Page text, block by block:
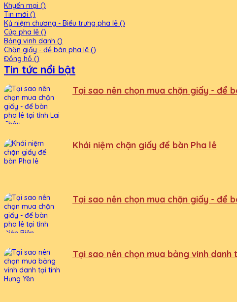
Khyến mại ()
Tin mới ()
Kỷ niệm chương - Biểu trưng pha lê ()
Cúp pha lê ()
Bảng vinh danh ()
Chặn giấy - để bàn pha lê ()
Đồng hồ ()
Tin tức nổi bật
Tại sao nên chọn mua chặn giấy - để
Khái niệm chặn giấy để bàn Pha lê
Tại sao nên chọn mua chặn giấy - để
Tại sao nên chọn mua bảng vinh danh